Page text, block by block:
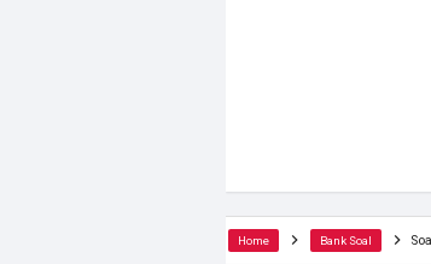
Home Bank Soal